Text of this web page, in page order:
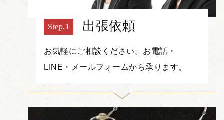
出張依頼
お気軽にご相談ください。お電話・
LINE・メールフォームから承ります。